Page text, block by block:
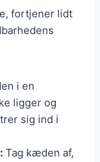
fortjener lidt
i en
ligger og
sig ind i
Tag kæden af,